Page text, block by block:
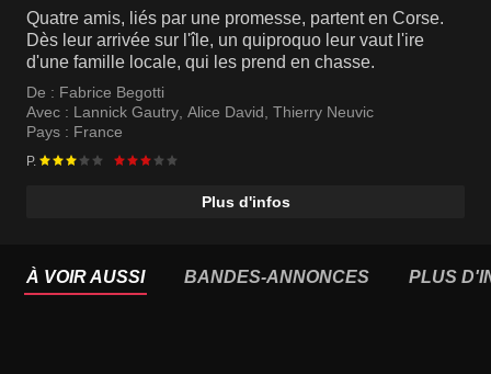
Quatre amis, liés par une promesse, partent en Corse.
Dès leur arrivée sur l'île, un quiproquo leur vaut l'ire
d'une famille locale, qui les prend en chasse.
De : Fabrice Begotti
Avec : Lannick Gautry, Alice David, Thierry Neuvic
Pays : France
P.
Plus d'infos
À VOIR AUSSI BANDES-ANNONCES PLUS